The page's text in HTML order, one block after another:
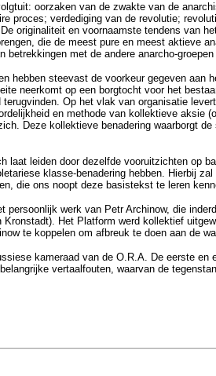
oorzaken van de zwakte van de
verdediging van de revolutie;
originaliteit en voornaamste tendens van
die de meest pure en meest aktieve
met de andere anarcho-
hebben steevast de voorkeur gegeven
neerkomt op een borgtocht voor het
Op het vlak van organisatie
en methode van kollektieve
Deze kollektieve benadering waarborgt
leiden door dezelfde vooruitzichten op
klasse-benadering hebben. Hierbij
die ons noopt deze basistekst te leren
werk van Petr Archinow, die
Het Platform werd kollektief
te koppelen om afbreuk te doen aan de
kameraad van de O.R.A. De eerste
vertaalfouten, waarvan de